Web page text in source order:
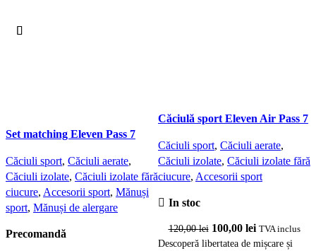
Set matching Eleven Pass 7
Căciuli sport, Căciuli aerate,
Căciuli izolate, Căciuli izolate fără
ciucure, Accesorii sport, Mănuși
sport, Mănuși de alergare
Precomandă
Căciulă sport Eleven Air Pass 7
Căciuli sport, Căciuli aerate,
Căciuli izolate, Căciuli izolate fără
ciucure, Accesorii sport
In stoc
120,00lei Prețul
inițial
100,00 leiPrețul
curent
TVA inclus
Descoperă libertatea de mișcare și